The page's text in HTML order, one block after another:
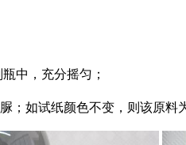
中，充分摇匀；
；如试纸颜色不变，则该原